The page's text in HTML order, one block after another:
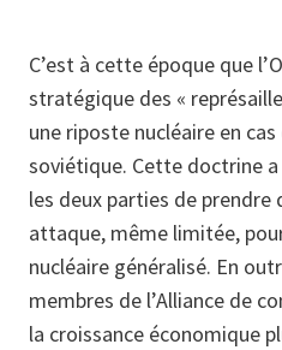
C’est à cette époque que
stratégique des «
une riposte nucléaire en
soviétique. Cette doctrine
les deux parties de prendre
attaque, même limitée,
nucléaire généralisé. En
membres de l’Alliance de
la croissance économique